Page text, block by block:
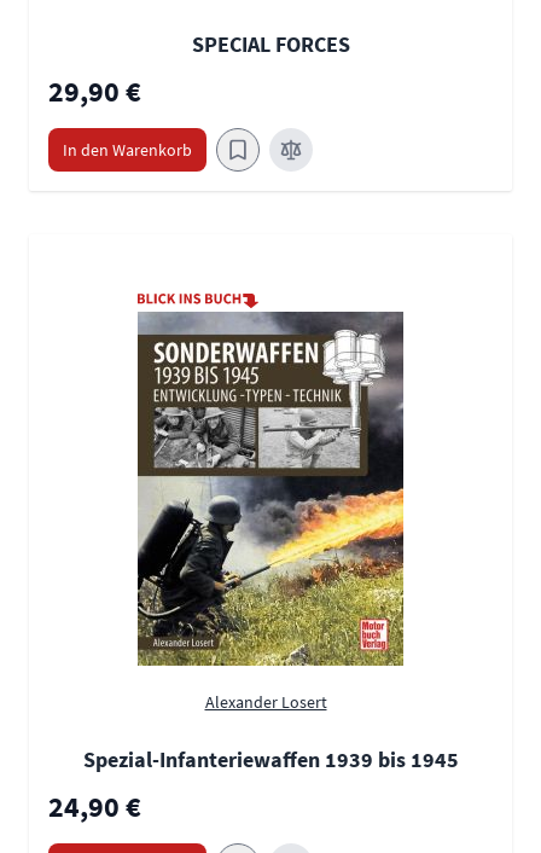
SPECIAL FORCES
29,90 €
In den Warenkorb
Alexander Losert
Spezial-Infanteriewaffen 1939 bis 1945
24,90 €